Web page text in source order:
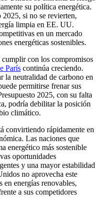
su política energética.
si no se revierten,
limpia en EE. UU.
en un mercado
energéticas sostenibles.
con los compromisos
París continúa creciendo.
la neutralidad de carbono en
permitirse frenar sus
2025, con su falta
podría debilitar la posición
climático.
convirtiendo rápidamente en
Las naciones que
energético más sostenible
oportunidades
y una mayor estabilidad
no aprovecha este
en energías renovables,
a sus competidores